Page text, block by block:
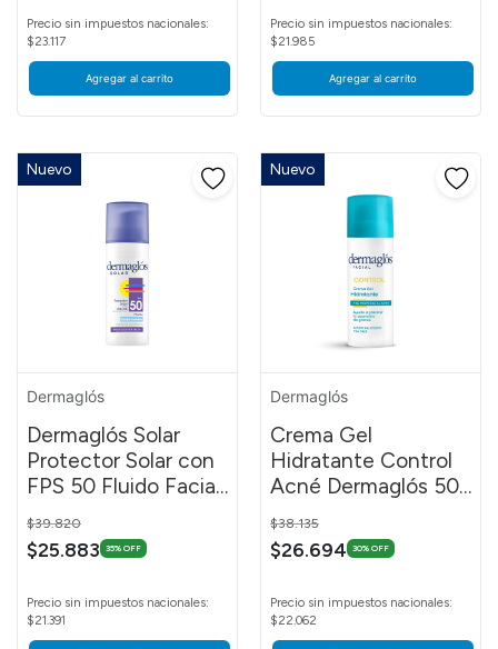
Precio sin impuestos nacionales:
$23.117
Agregar al carrito
Precio sin impuestos nacionales:
$21.985
Agregar al carrito
Nuevo
Dermaglós
Dermaglós Solar
Protector Solar con
FPS 50 Fluido Facial
Emulsión por 50 g
Price reduced from
$39.820
$25.883 35% OFF
Precio sin impuestos nacionales:
$21.391
Nuevo
Dermaglós
Crema Gel
Hidratante Control
Acné Dermaglós 50
g
Price reduced from
$38.135
$26.694 30% OFF
Precio sin impuestos nacionales:
$22.062